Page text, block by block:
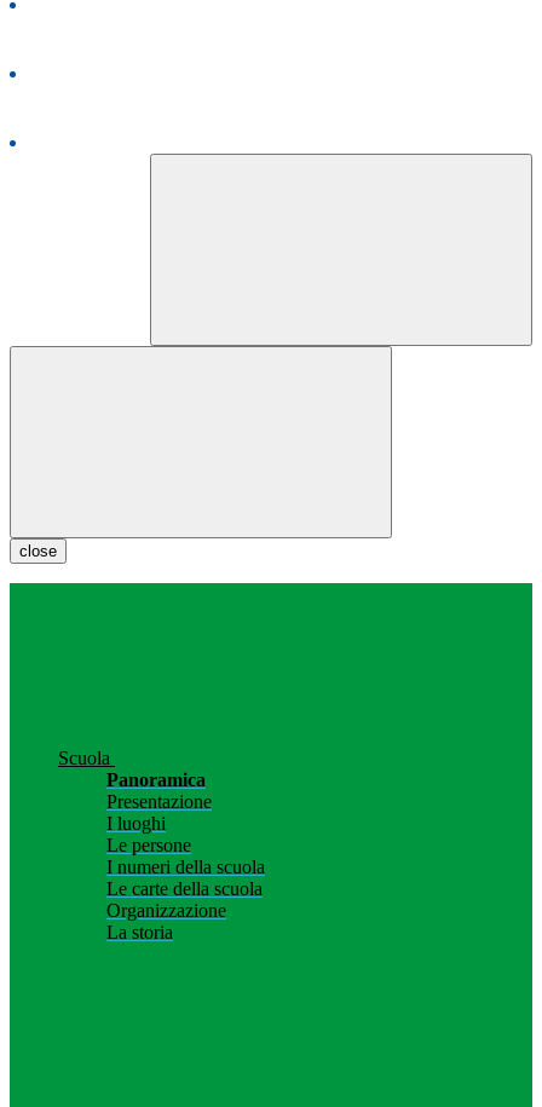
close
Scuola
Panoramica
Presentazione
I luoghi
Le persone
I numeri della scuola
Le carte della scuola
Organizzazione
La storia